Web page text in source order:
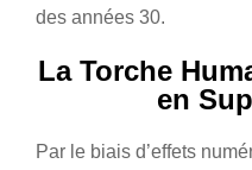
des années 30.
La Torche
en
Par le biais d’effets